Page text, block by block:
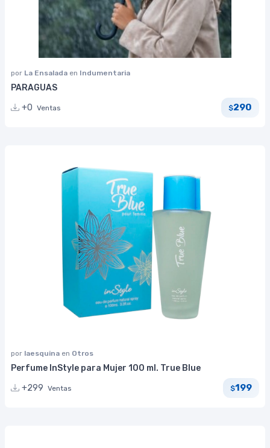
por La Ensalada en Indumentaria
PARAGUAS
+0 Ventas $290
por laesquina en Otros
Perfume InStyle para Mujer 100 ml. True Blue
+299 Ventas $199